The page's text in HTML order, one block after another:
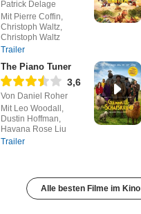
Patrick Delage
Mit Pierre Coffin,
Christoph Waltz,
Christoph Waltz
Trailer
The Piano Tuner
3,6
Von Daniel Roher
Mit Leo Woodall,
Dustin Hoffman,
Havana Rose Liu
Trailer
Alle besten Filme im Kino